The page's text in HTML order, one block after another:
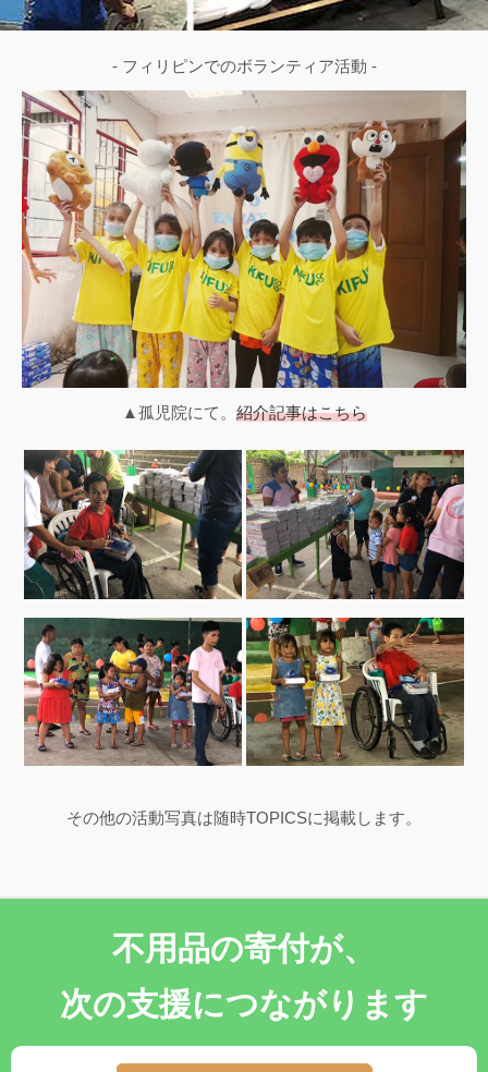
- フィリピンでのボランティア活動 -
▲孤児院にて。 紹介記事はこちら
その他の活動写真は随時TOPICSに掲載します。
不用品の寄付が、
次の支援につながります